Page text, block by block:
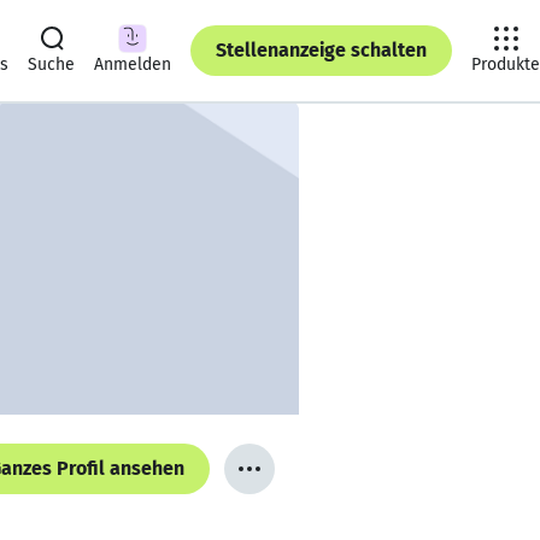
Suche Anmelden
Stellenanzeige schalten
Produkte
Profil ansehen